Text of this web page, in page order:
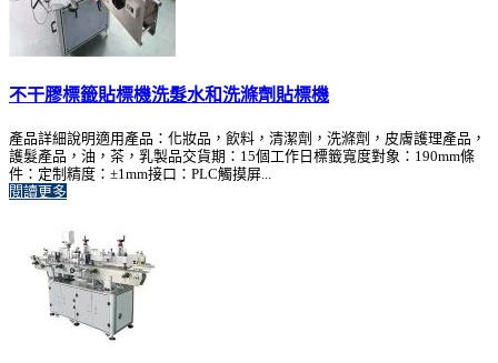
不干膠標籤貼標機洗髮水和洗滌劑貼標機
產品詳細說明適用產品：化妝品，飲料，清潔劑，洗滌劑，皮膚護理產品，
護髮產品，油，茶，乳製品交貨期：15個工作日標籤寬度對象：190mm條
件：定制精度：±1mm接口：PLC觸摸屏...
閱讀更多